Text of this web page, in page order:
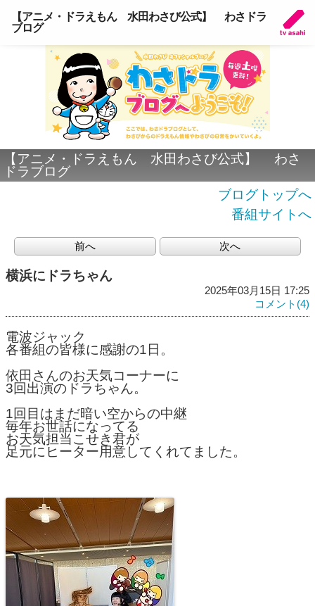
【アニメ・ドラえもん 水田わさび公式】 わさドラ
ブログ
【アニメ・ドラえもん 水田わさび公式】 わさ
ドラブログ
ブログトップへ
番組サイトへ
前へ 次へ
横浜にドラちゃん
2025年03月15日 17:25
コメント(4)
電波ジャック
各番組の皆様に感謝の1日。
依田さんのお天気コーナーに
3回出演のドラちゃん。
1回目はまだ暗い空からの中継
毎年お世話になってる
お天気担当こせき君が
足元にヒーター用意してくれてました。